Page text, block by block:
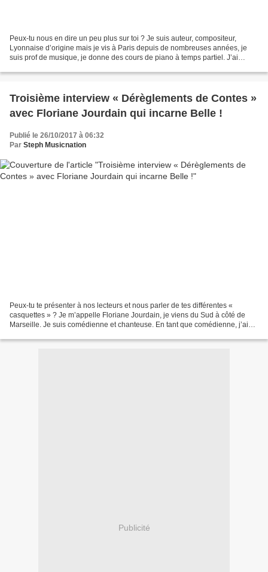
Peux-tu nous en dire un peu plus sur toi ? Je suis auteur, compositeur,
Lyonnaise d’origine mais je vis à Paris depuis de nombreuses années, je
suis prof de musique, je donne des cours de piano à temps partiel. J’ai
Troisième interview « Dérèglements de Contes »
avec Floriane Jourdain qui incarne Belle !
Publié le 26/10/2017 à 06:32
Par Steph Musicnation
Peux-tu te présenter à nos lecteurs et nous parler de tes différentes «
casquettes » ? Je m’appelle Floriane Jourdain, je viens du Sud à côté de
Marseille. Je suis comédienne et chanteuse. En tant que comédienne, j’ai
Publicité